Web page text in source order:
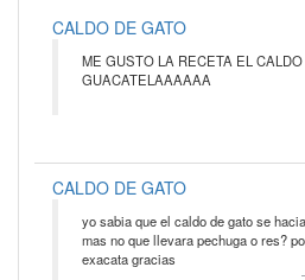
CALDO DE GATO
ME GUSTO LA RECETA EL
GUACATELAAAAAA
CALDO DE GATO
yo sabia que el caldo de gato se
mas no que llevara pechuga o res?
exacata gracias